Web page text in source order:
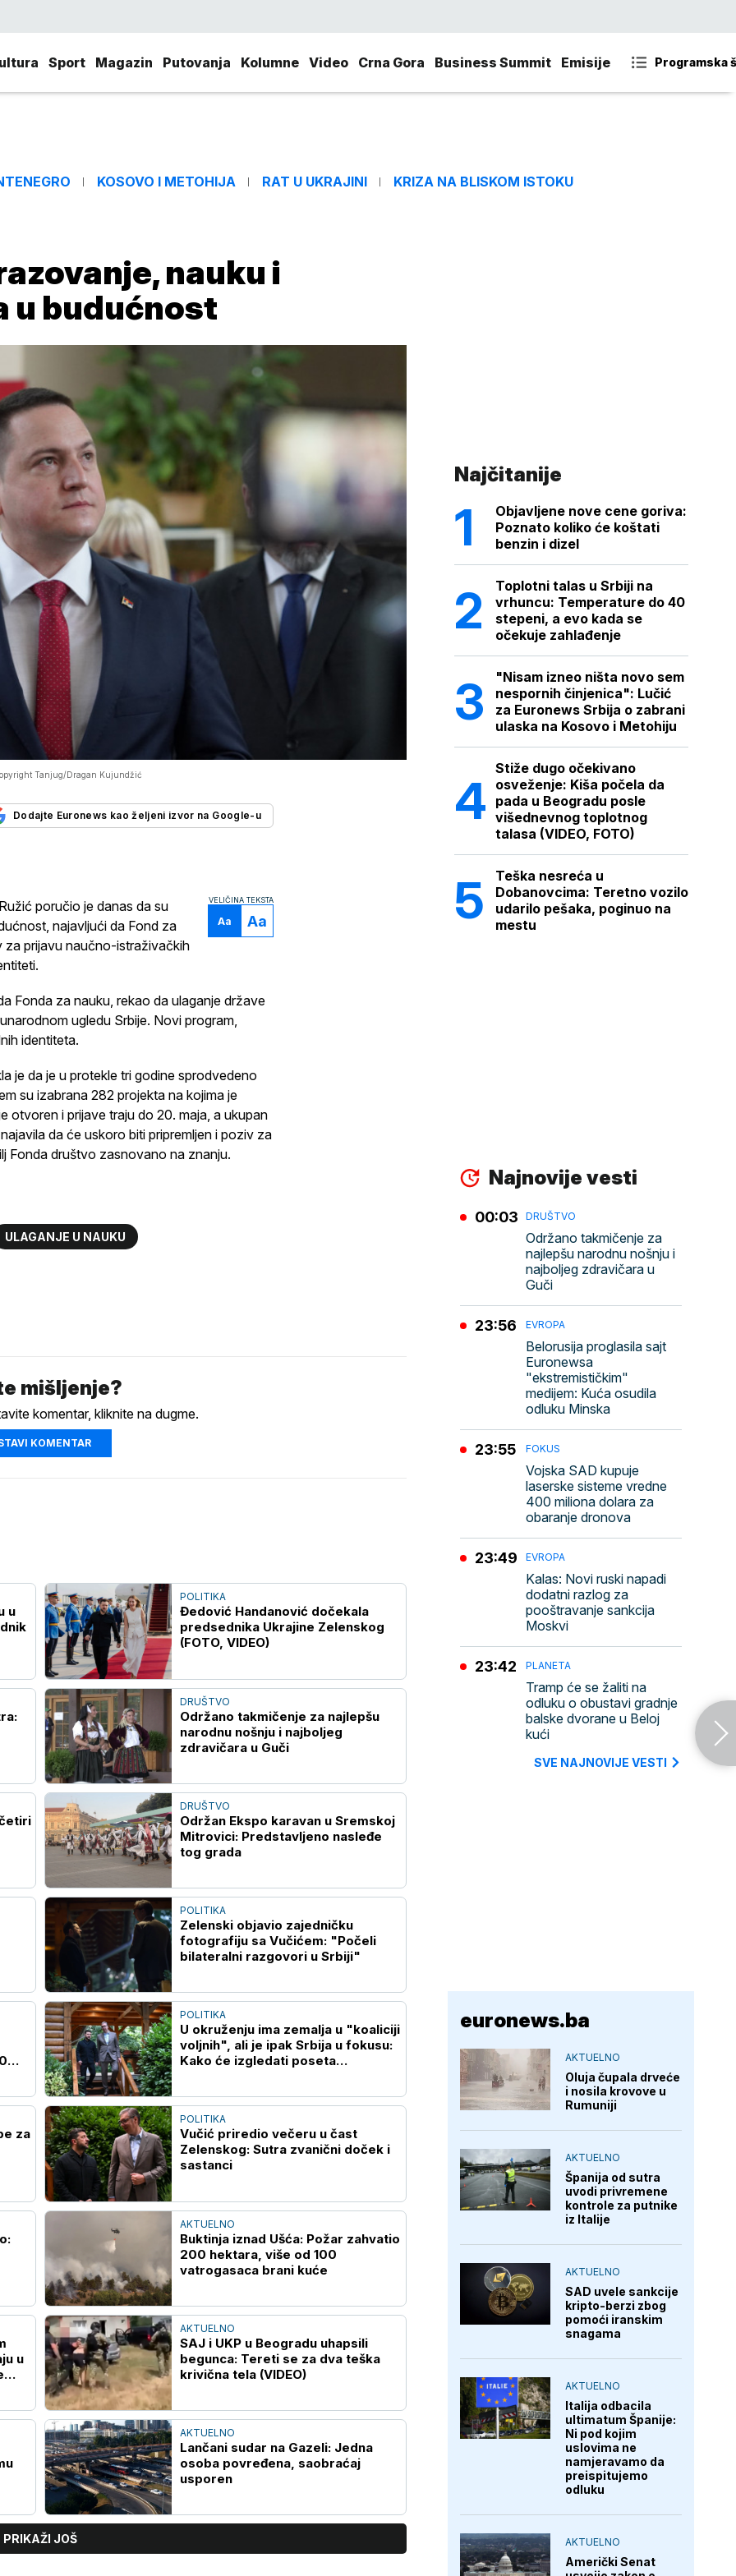
Sport Magazin Putovanja Kolumne Video Crna Gora Business Summit Emisije Programska
KOSOVO I METOHIJA RAT U UKRAJINI KRIZA NA BLISKOM ISTOKU
nauku i
u budućnost
Tanjug/Dragan Kujundžić
Dodajte Euronews kao željeni izvor na Google-u
VELIČINA TEKSTA
Aa Aa
poručio je danas da su
najavljući da Fond za
za prijavu naučno-istraživačkih
Fonda za nauku, rekao da ulaganje države
ugledu Srbije. Novi program,
identiteta.
je da je u protekle tri godine sprodvedeno
su izabrana 282 projekta na kojima je
otvoren i prijave traju do 20. maja, a ukupan
da će uskoro biti pripremljen i poziv za
Fonda društvo zasnovano na znanju.
ULAGANJE U NAUKU
mišljenje?
komentar, kliknite na dugme.
KOMENTAR
u
POLITIKA
Đedović Handanović dočekala
predsednika Ukrajine Zelenskog
(FOTO, VIDEO)
DRUŠTVO
Održano takmičenje za najlepšu
narodnu nošnju i najboljeg
zdravičara u Guči
DRUŠTVO
Održan Ekspo karavan u Sremskoj
Mitrovici: Predstavljeno nasleđe
tog grada
POLITIKA
Zelenski objavio zajedničku
fotografiju sa Vučićem: "Počeli
bilateralni razgovori u Srbiji"
POLITIKA
U okruženju ima zemalja u "koaliciji
voljnih", ali je ipak Srbija u fokusu:
Kako će izgledati poseta
za
POLITIKA
Vučić priredio večeru u čast
Zelenskog: Sutra zvanični doček i
sastanci
AKTUELNO
Buktinja iznad Ušća: Požar zahvatio
200 hektara, više od 100
vatrogasaca brani kuće
u
AKTUELNO
SAJ i UKP u Beogradu uhapsili
begunca: Tereti se za dva teška
krivična tela (VIDEO)
AKTUELNO
Lančani sudar na Gazeli: Jedna
osoba povređena, saobraćaj
usporen
PRIKAŽI JOŠ
Najčitanije
Objavljene nove cene goriva:
Poznato koliko će koštati
benzin i dizel
Toplotni talas u Srbiji na
vrhuncu: Temperature do 40
stepeni, a evo kada se
očekuje zahlađenje
"Nisam izneo ništa novo sem
nespornih činjenica": Lučić
za Euronews Srbija o zabrani
ulaska na Kosovo i Metohiju
Stiže dugo očekivano
osveženje: Kiša počela da
pada u Beogradu posle
višednevnog toplotnog
talasa (VIDEO, FOTO)
Teška nesreća u
Dobanovcima: Teretno vozilo
udarilo pešaka, poginuo na
mestu
Najnovije vesti
DRUŠTVO
Održano takmičenje za
najlepšu narodnu nošnju i
najboljeg zdravičara u
Guči
00:03
EVROPA
Belorusija proglasila sajt
Euronewsa
"ekstremističkim"
medijem: Kuća osudila
odluku Minska
23:56
FOKUS
Vojska SAD kupuje
laserske sisteme vredne
400 miliona dolara za
obaranje dronova
23:55
EVROPA
Kalas: Novi ruski napadi
dodatni razlog za
pooštravanje sankcija
Moskvi
23:49
PLANETA
Tramp će se žaliti na
odluku o obustavi gradnje
balske dvorane u Beloj
kući
23:42
SVE NAJNOVIJE VESTI
euronews.ba
AKTUELNO
Oluja čupala drveće
i nosila krovove u
Rumuniji
AKTUELNO
Španija od sutra
uvodi privremene
kontrole za putnike
iz Italije
AKTUELNO
SAD uvele sankcije
kripto-berzi zbog
pomoći iranskim
snagama
AKTUELNO
Italija odbacila
ultimatum Španije:
Ni pod kojim
uslovima ne
namjeravamo da
preispitujemo
odluku
AKTUELNO
Američki Senat